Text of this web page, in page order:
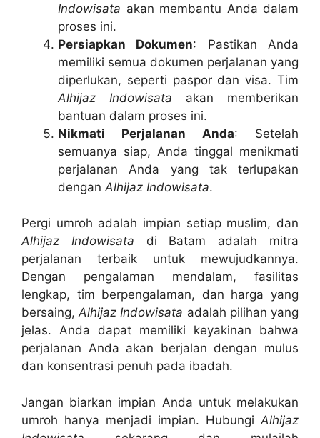
Indowisata akan membantu Anda dalam
proses ini.
Persiapkan Dokumen: Pastikan Anda
memiliki semua dokumen perjalanan yang
diperlukan, seperti paspor dan visa. Tim
Alhijaz Indowisata akan memberikan
bantuan dalam proses ini.
Nikmati Perjalanan Anda: Setelah
semuanya siap, Anda tinggal menikmati
perjalanan Anda yang tak terlupakan
dengan Alhijaz Indowisata.
Pergi umroh adalah impian setiap muslim, dan
Alhijaz Indowisata di Batam adalah mitra
perjalanan terbaik untuk mewujudkannya.
Dengan pengalaman mendalam, fasilitas
lengkap, tim berpengalaman, dan harga yang
bersaing,Alhijaz Indowisata adalah pilihan yang
jelas. Anda dapat memiliki keyakinan bahwa
perjalanan Anda akan berjalan dengan mulus
dan konsentrasi penuh pada ibadah.
Jangan biarkan impian Anda untuk melakukan
umroh hanya menjadi impian. Hubungi Alhijaz